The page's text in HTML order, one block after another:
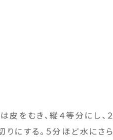
をむき、縦４等分にし、２
りにする。５分ほど水にさら